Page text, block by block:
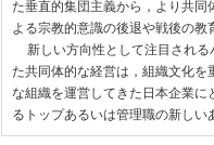
た垂直的集団主義から，より共
よる宗教的意識の後退や戦後の
  新しい方向性として注目されるバリュー・マネジメントや信頼の経営といった信頼を基にし
た共同体的な経営は，組織文化
な組織を運営してきた日本企業
るトップあるいは管理職の新しい